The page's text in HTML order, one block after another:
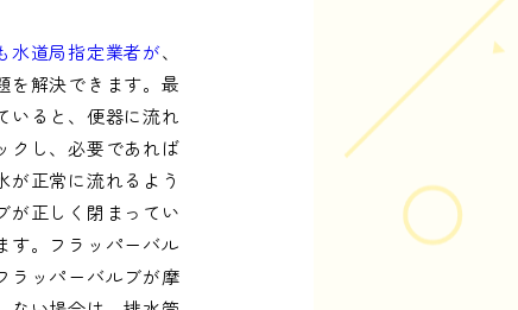
水道局指定業者が、
を解決できます。最
いると、便器に流れ
クし、必要であれば
正常に流れるよう
が正しく閉まってい
す。フラッパーバル
ラッパーバルブが摩